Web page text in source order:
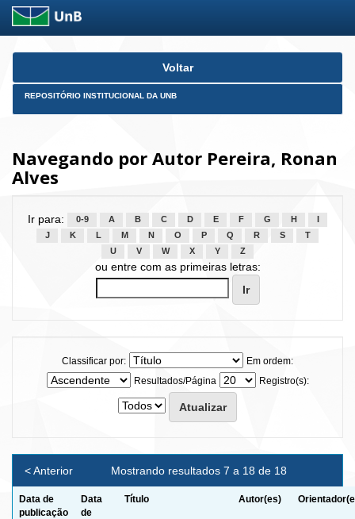
Skip
Voltar
REPOSITÓRIO INSTITUCIONAL DA UNB
Navegando por Autor Pereira, Ronan
Alves
Ir para: 0-9 A B C D E F G H
J
K L M N O P Q R S
T
U
V W X Y Z
ou entre com as primeiras letras:
Classificar por:
Em ordem:
Resultados/Página
Registro(s):
Mostrando resultados 7 a 18 de 18
< Anterior
Data de
publicação
Data
de
Título Autor(es)